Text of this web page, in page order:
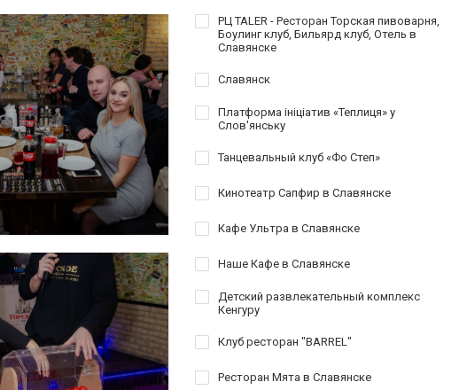
РЦ TALER - Ресторан Торская пивоварня,
Боулинг клуб, Бильярд клуб, Отель в
Славянске
Славянск
Платформа ініціатив «Теплиця» у
Слов'янську
Танцевальный клуб «Фо Степ»
Кинотеатр Сапфир в Славянске
Кафе Ультра в Славянске
Наше Кафе в Славянске
Детский развлекательный комплекс
Кенгуру
Клуб ресторан "BARREL"
Ресторан Мята в Славянске